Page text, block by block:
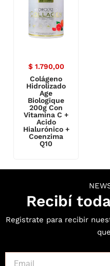
$1.790,00
Colágeno
Hidrolizado
Age
Biologique
200g Con
Vitamina C +
Acido
Hialurónico +
Coenzima
Q10
Recibí
Registrate para recibir